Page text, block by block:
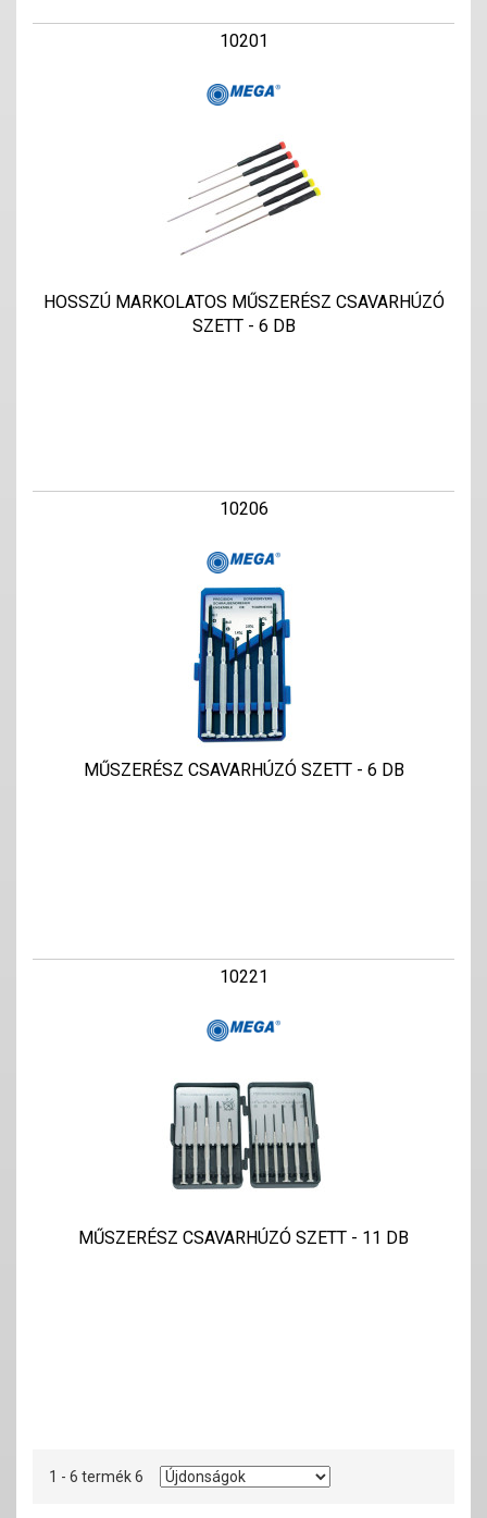
10201
HOSSZÚ MARKOLATOS MŰSZERÉSZ CSAVARHÚZÓ
SZETT - 6 DB
10206
MŰSZERÉSZ CSAVARHÚZÓ SZETT - 6 DB
10221
MŰSZERÉSZ CSAVARHÚZÓ SZETT - 11 DB
1 - 6 termék 6